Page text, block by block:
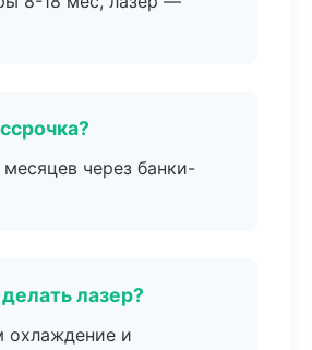
через банки-
лазер?
охлаждение и